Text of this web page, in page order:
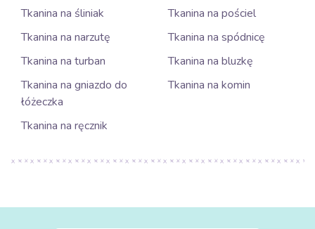
Tkanina na śliniak
Tkanina na pościel
Tkanina na narzutę
Tkanina na spódnicę
Tkanina na turban
Tkanina na bluzkę
Tkanina na gniazdo do
łóżeczka
Tkanina na komin
Tkanina na ręcznik